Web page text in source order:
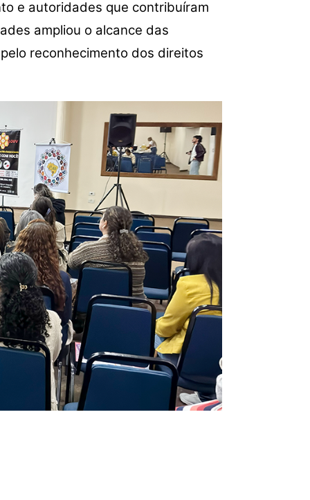
e autoridades que contribuíram
ampliou o alcance das
reconhecimento dos direitos